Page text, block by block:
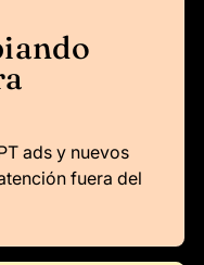
ads y nuevos
fuera del